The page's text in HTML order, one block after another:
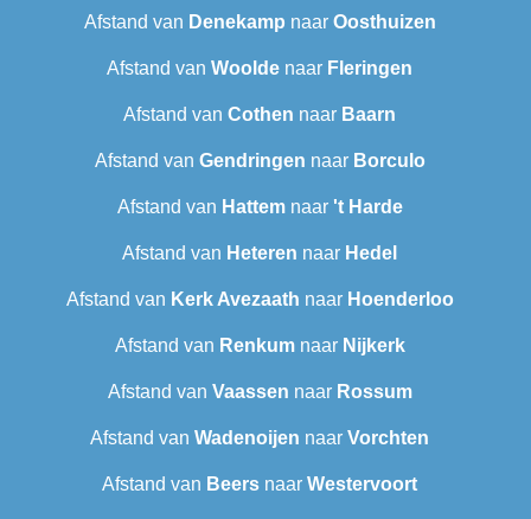
Afstand van Denekamp naar Oosthuizen
Afstand van Woolde naar Fleringen
Afstand van Cothen naar Baarn
Afstand van Gendringen naar Borculo
Afstand van Hattemnaar 't Harde
Afstand van Heteren naar Hedel
Afstand van Kerk Avezaath naar Hoenderloo
Afstand van Renkumnaar Nijkerk
Afstand van Vaassen naar Rossum
Afstand van Wadenoijen naar Vorchten
Afstand van Beers naar Westervoort